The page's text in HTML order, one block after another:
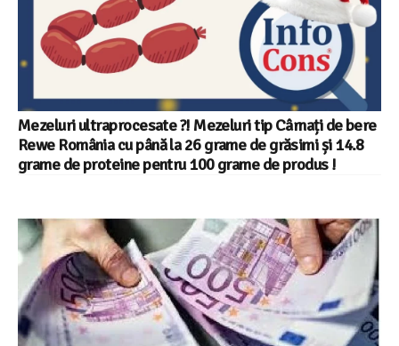
Mezeluri ultraprocesate ?! Mezeluri tip Cârnați de bere
Rewe România cu până la 26 grame de grăsimi și 14.8
grame de proteine pentru 100 grame de produs !